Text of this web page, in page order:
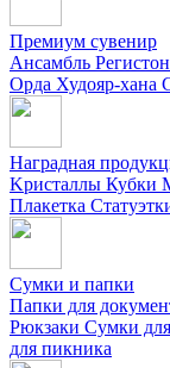
Премиум сувенир
Ансамбль Регистон
Орда Худояр-хана
Наградная
Kристаллы Кубки
Плакетка
Сумки и папки
Папки для
Рюкзаки Сумки
для пикника